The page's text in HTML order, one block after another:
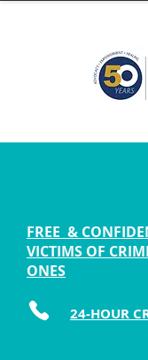
FREE &
VICTIMS OF
ONES
24-HOUR